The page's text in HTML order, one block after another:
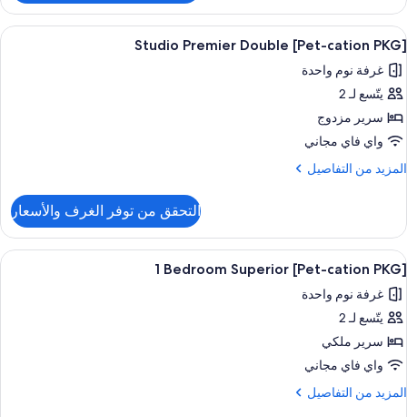
[Pet-
cation
PKG]
Studio
Superior
Double
استعراض
جميع
صور
[Pet-
cation
PKG]
Studio
Premier
ألحفة محشوة بالريش وخزنة داخل
1 [Pet-cation PKG] Studio Premier Double
غرفة نوم واحدة
يتّسع لـ 2
سرير مزدوج
واي فاي مجاني
المزيد من التفاصيل
المزيد
[Pet-
cation
PKG]
Studio
Premier
Double
التحقق من توفر الغرف والأسعار
استعراض
جميع
صور
[Pet-
cation
PKG]
1
Bedroom
ألحفة محشوة بالريش وخزنة داخل
1 [Pet-cation PKG] 1 Bedroom Superior
غرفة نوم واحدة
يتّسع لـ 2
سرير ملكي
واي فاي مجاني
المزيد من التفاصيل
المزيد